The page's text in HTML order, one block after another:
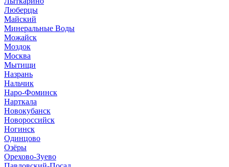
Люберцы
Майский
Минеральные Воды
Можайск
Моздок
Москва
Мытищи
Назрань
Нальчик
Наро-Фоминск
Нарткала
Новокубанск
Новороссийск
Ногинск
Одинцово
Озёры
Орехово-Зуево